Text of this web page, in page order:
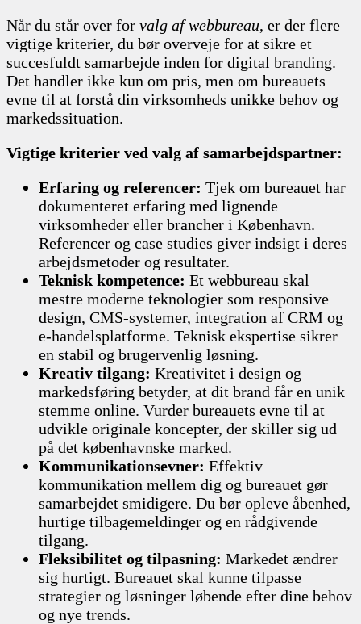
Når du står over for valg af webbureau, er der flere
vigtige kriterier, du bør overveje for at sikre et
succesfuldt samarbejde inden for digital branding.
Det handler ikke kun om pris, men om bureauets
evne til at forstå din virksomheds unikke behov og
markedssituation.
Vigtige kriterier ved valg af samarbejdspartner:
Erfaring og referencer: Tjek om bureauet har
dokumenteret erfaring med lignende
virksomheder eller brancher i København.
Referencer og case studies giver indsigt i deres
arbejdsmetoder og resultater.
Teknisk kompetence: Et webbureau skal
mestre moderne teknologier som responsive
design, CMS-systemer, integration af CRM og
e-handelsplatforme. Teknisk ekspertise sikrer
en stabil og brugervenlig løsning.
Kreativ tilgang: Kreativitet i design og
markedsføring betyder, at dit brand får en unik
stemme online. Vurder bureauets evne til at
udvikle originale koncepter, der skiller sig ud
på det københavnske marked.
Kommunikationsevner: Effektiv
kommunikation mellem dig og bureauet gør
samarbejdet smidigere. Du bør opleve åbenhed,
hurtige tilbagemeldinger og en rådgivende
tilgang.
Fleksibilitet og tilpasning: Markedet ændrer
sig hurtigt. Bureauet skal kunne tilpasse
strategier og løsninger løbende efter dine behov
og nye trends.